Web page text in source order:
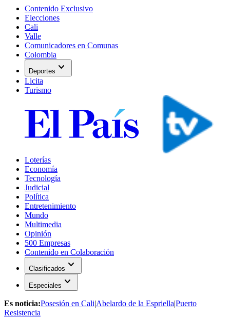
Contenido Exclusivo
Elecciones
Cali
Valle
Comunicadores en Comunas
Colombia
Deportes expand_more
Licita
Turismo
Loterías
Economía
Tecnología
Judicial
Política
Entretenimiento
Mundo
Multimedia
Opinión
500 Empresas
Contenido en Colaboración
Clasificados expand_more
Especiales expand_more
Es noticia:Posesión en Cali|Abelardo de la Espriella|Puerto
Resistencia